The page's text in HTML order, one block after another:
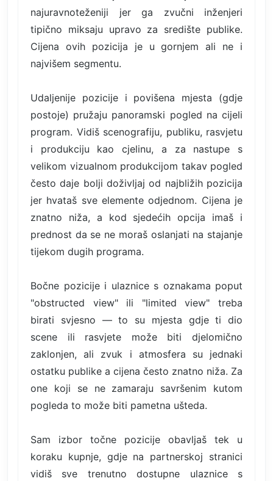
najuravnoteženiji jer ga zvučni inženjeri
tipično miksaju upravo za središte publike.
Cijena ovih pozicija je u gornjem ali ne i
najvišem segmentu.
Udaljenije pozicije i povišena mjesta (gdje
postoje) pružaju panoramski pogled na cijeli
program. Vidiš scenografiju, publiku, rasvjetu
i produkciju kao cjelinu, a za nastupe s
velikom vizualnom produkcijom takav pogled
često daje bolji doživljaj od najbližih pozicija
jer hvataš sve elemente odjednom. Cijena je
znatno niža, a kod sjedećih opcija imaš i
prednost da se ne moraš oslanjati na stajanje
tijekom dugih programa.
Bočne pozicije i ulaznice s oznakama poput
"obstructed view" ili "limited view" treba
birati svjesno — to su mjesta gdje ti dio
scene ili rasvjete može biti djelomično
zaklonjen, ali zvuk i atmosfera su jednaki
ostatku publike a cijena često znatno niža. Za
one koji se ne zamaraju savršenim kutom
pogleda to može biti pametna ušteda.
Sam izbor točne pozicije obavljaš tek u
koraku kupnje, gdje na partnerskoj stranici
vidiš sve trenutno dostupne ulaznice s